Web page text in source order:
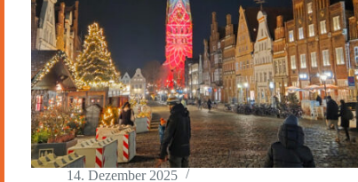
14. Dezember 2025